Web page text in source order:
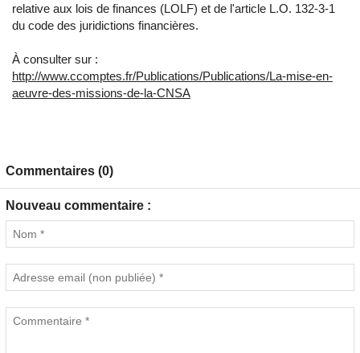
relative aux lois de finances (LOLF) et de l'article L.O. 132-3-1
du code des juridictions financières.
À consulter sur :
http://www.ccomptes.fr/Publications/Publications/La-mise-en-
aeuvre-des-missions-de-la-CNSA
Commentaires (0)
Nouveau commentaire :